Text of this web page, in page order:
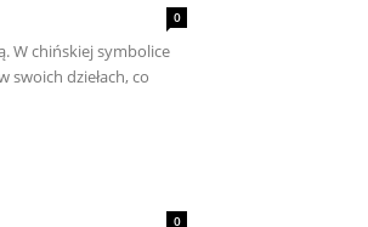
0
W chińskiej symbolice
dziełach, co
0